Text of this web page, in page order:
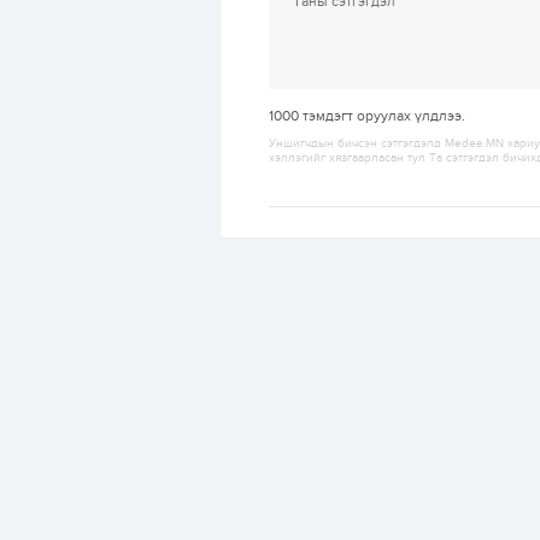
1000 тэмдэгт оруулах үлдлээ.
Уншигчдын бичсэн сэтгэгдэлд Medee.MN
хэллэгийг хязгаарласан тул Та сэтгэгдэл